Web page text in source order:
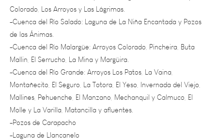
de las Ánimas.
-Cuenca del Río Malargüe: Arroyos Colorado, Pincheira, Buta
Mallin, El Serrucho, La Mina y Margüira.
-Cuenca del Río Grande: Arroyos Los Patos, La Vaina,
Montañecito, El Seguro, La Totora, El Yeso, Invernada del Viejo,
Mallines, Pehuenche, El Manzano, Mechanquil y Calmuco, El
Molle y La Varilla, Matancilla y afluentes.
-Pozos de Carapacho
-Laguna de Llancanelo